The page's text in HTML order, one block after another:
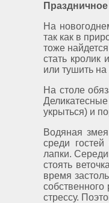
На
так как в
тоже
стать кролик
или тушить на
На столе
укрыться) и
Водяная
среди
лапки.
стоять
время
стрессу.